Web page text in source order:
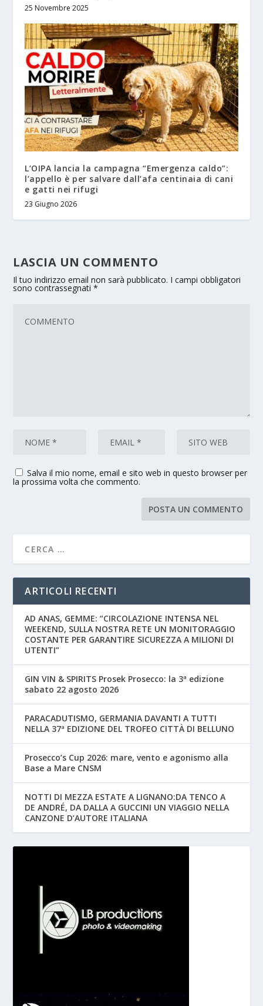
25 Novembre 2025
L’OIPA lancia la campagna “Emergenza caldo”:
l’appello è per salvare dall’afa centinaia di cani
e gatti nei rifugi
23 Giugno 2026
LASCIA UN COMMENTO
Il tuo indirizzo email non sarà pubblicato. I campi obbligatori
sono contrassegnati*
Salva il mio nome, email e sito web in questo browser per
la prossima volta che commento.
ARTICOLI RECENTI
AD ANAS, GEMME: “CIRCOLAZIONE INTENSA NEL
WEEKEND, SULLA NOSTRA RETE UN MONITORAGGIO
COSTANTE PER GARANTIRE SICUREZZA A MILIONI DI
UTENTI”
GIN VIN & SPIRITS Prosek Prosecco: la 3ª edizione
sabato 22 agosto 2026
PARACADUTISMO, GERMANIA DAVANTI A TUTTI
NELLA 37ª EDIZIONE DEL TROFEO CITTÀ DI BELLUNO
Prosecco’s Cup 2026: mare, vento e agonismo alla
Base a Mare CNSM
NOTTI DI MEZZA ESTATE A LIGNANO:DA TENCO A
DE ANDRÉ, DA DALLA A GUCCINI UN VIAGGIO NELLA
CANZONE D’AUTORE ITALIANA